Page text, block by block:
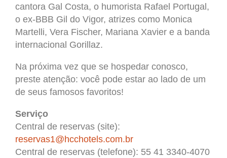
cantora Gal Costa, o humorista Rafael Portugal,
o ex-BBB Gil do Vigor, atrizes como Monica
Martelli, Vera Fischer, Mariana Xavier e a banda
internacional Gorillaz.
Na próxima vez que se hospedar conosco,
preste atenção: você pode estar ao lado de um
de seus famosos favoritos!
Serviço
Central de reservas (site):
reservas1@hcchotels.com.br
Central de reservas (telefone): 55 41 3340-4070